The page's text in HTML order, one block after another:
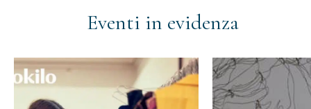
Eventi in evidenza